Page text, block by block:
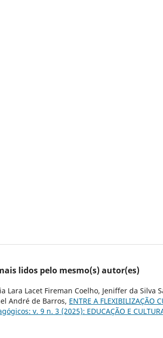
lidos pelo mesmo(s) autor(es)
Lara Lacet Fireman Coelho, Jeniffer da Silva
André de Barros, ENTRE A FLEXIBILIZAÇÃO
v. 9 n. 3 (2025): EDUCAÇÃO E